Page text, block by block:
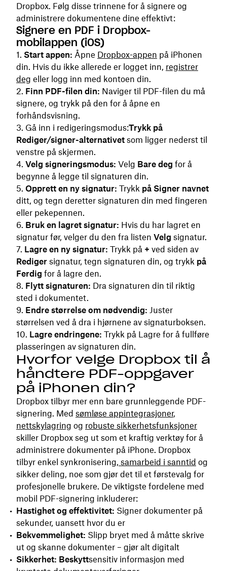
Dropbox. Følg disse trinnene for å signere og
administrere dokumentene dine effektivt:
Signere en PDF i Dropbox-
mobilappen (iOS)
Start appen: Åpne Dropbox-appen på iPhonen
din. Hvis du ikke allerede er logget inn, registrer
deg eller logg inn med kontoen din.
Finn PDF-filen din: Naviger til PDF-filen du må
signere, og trykk på den for å åpne en
forhåndsvisning.
Gå inn i redigeringsmodus:Trykk på
Rediger/signer-alternativet som ligger nederst til
venstre på skjermen.
Velg signeringsmodus: Velg Bare deg for å
begynne å legge til signaturen din.
Opprett en ny signatur: Trykk på Signer navnet
ditt, og tegn deretter signaturen din med fingeren
eller pekepennen.
Bruk en lagret signatur: Hvis du har lagret en
signatur før, velger du den fra listen Velg signatur.
Lagre en ny signatur: Trykk på + ved siden av
Rediger signatur, tegn signaturen din, og trykk på
Ferdig for å lagre den.
Flytt signaturen: Dra signaturen din til riktig
sted i dokumentet.
Endre størrelse om nødvendig: Juster
størrelsen ved å dra i hjørnene av signaturboksen.
Lagre endringene: Trykk på Lagre for å fullføre
plasseringen av signaturen din.
Hvorfor velge Dropbox til å
håndtere PDF-oppgaver
på iPhonen din?
Dropbox tilbyr mer enn bare grunnleggende PDF-
signering. Med sømløse appintegrasjoner,
nettskylagring og robuste sikkerhetsfunksjoner
skiller Dropbox seg ut som et kraftig verktøy for å
administrere dokumenter på iPhone. Dropbox
tilbyr enkel synkronisering, samarbeid i sanntid og
sikker deling, noe som gjør det til et førstevalg for
profesjonelle brukere. De viktigste fordelene med
mobil PDF-signering inkluderer:
Hastighet og effektivitet: Signer dokumenter på
sekunder, uansett hvor du er
Bekvemmelighet: Slipp bryet med å måtte skrive
ut og skanne dokumenter – gjør alt digitalt
Sikkerhet: Beskyttsensitiv informasjon med